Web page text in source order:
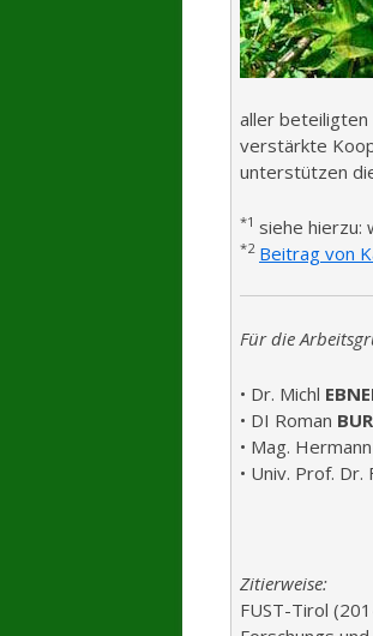
aller
verstärkte
unterstützen
*1 siehe hierzu:
*2 Beitrag von
Für die
• Dr. Michl
• DI Roman
• Mag. Hermann
• Univ. Prof. Dr.
Zitierweise:
FUST-Tirol